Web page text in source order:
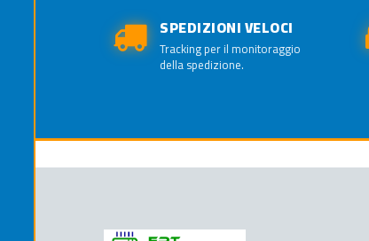
SPEDIZIONI VELOCI
Tracking per il monitoraggio
della spedizione.